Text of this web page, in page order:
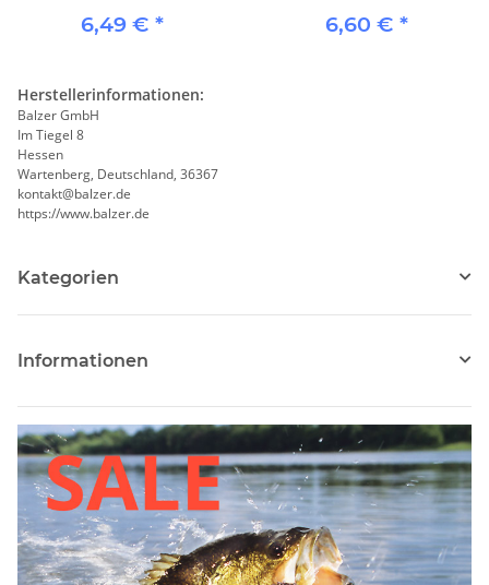
6,49 € * 6,60 € *
Herstellerinformationen:
Balzer GmbH
Im Tiegel 8
Hessen
Wartenberg, Deutschland, 36367
kontakt@balzer.de
https://www.balzer.de
Kategorien
Informationen